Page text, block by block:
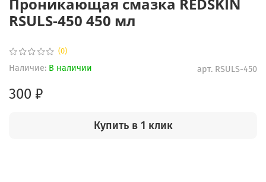
(0)
арт. RSULS-450
Наличие: В наличии
RSULS-450 450 мл
300 ₽
Купить в 1 клик